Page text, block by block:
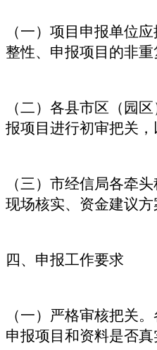
（一）项目申报单位
整性、申报项目的非重
（二）各县市区（园
报项目进行初审把关
（三）市经信局各牵
现场核实、资金建议方
四、申报工作要求
（一）严格审核把关
申报项目和资料是否